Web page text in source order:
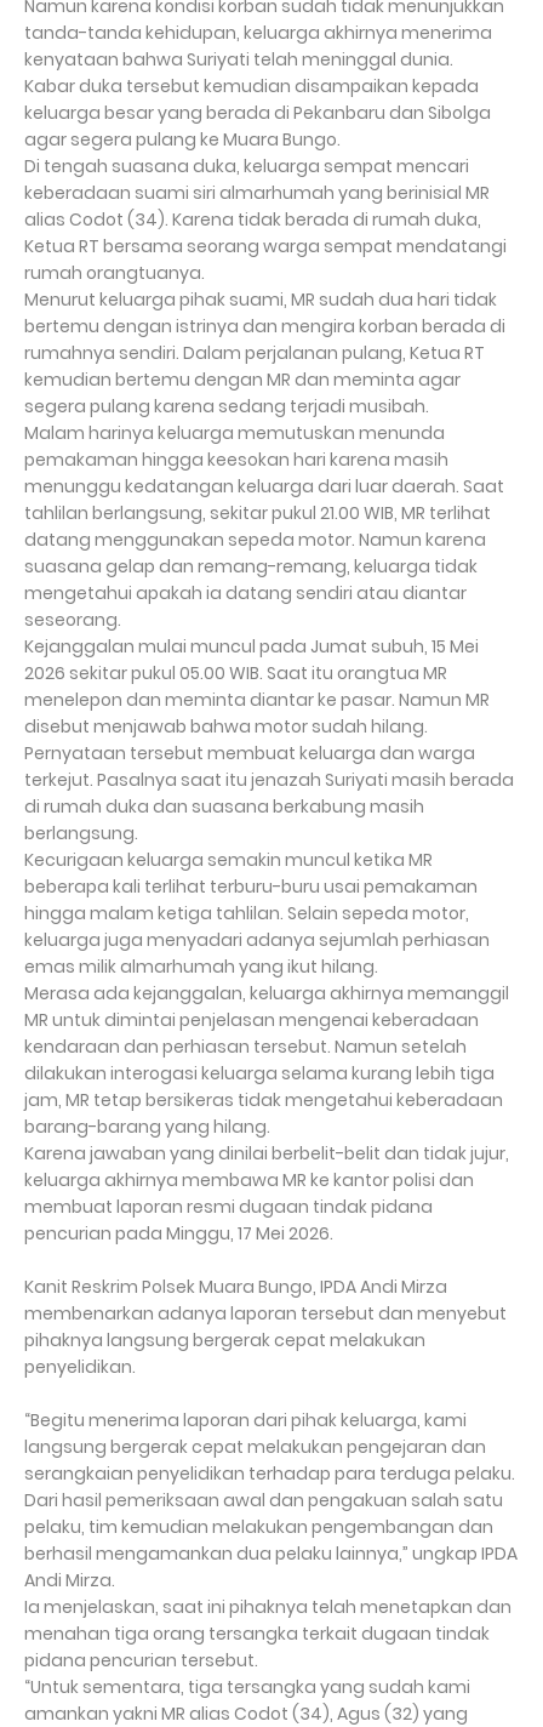
Namun karena kondisi korban sudah tidak menunjukkan
tanda-tanda kehidupan, keluarga akhirnya menerima
kenyataan bahwa Suriyati telah meninggal dunia.
Kabar duka tersebut kemudian disampaikan kepada
keluarga besar yang berada di Pekanbaru dan Sibolga
agar segera pulang ke Muara Bungo.
Di tengah suasana duka, keluarga sempat mencari
keberadaan suami siri almarhumah yang berinisial MR
alias Codot (34). Karena tidak berada di rumah duka,
Ketua RT bersama seorang warga sempat mendatangi
rumah orangtuanya.
Menurut keluarga pihak suami, MR sudah dua hari tidak
bertemu dengan istrinya dan mengira korban berada di
rumahnya sendiri. Dalam perjalanan pulang, Ketua RT
kemudian bertemu dengan MR dan meminta agar
segera pulang karena sedang terjadi musibah.
Malam harinya keluarga memutuskan menunda
pemakaman hingga keesokan hari karena masih
menunggu kedatangan keluarga dari luar daerah. Saat
tahlilan berlangsung, sekitar pukul 21.00 WIB, MR terlihat
datang menggunakan sepeda motor. Namun karena
suasana gelap dan remang-remang, keluarga tidak
mengetahui apakah ia datang sendiri atau diantar
seseorang.
Kejanggalan mulai muncul pada Jumat subuh, 15 Mei
2026 sekitar pukul 05.00 WIB. Saat itu orangtua MR
menelepon dan meminta diantar ke pasar. Namun MR
disebut menjawab bahwa motor sudah hilang.
Pernyataan tersebut membuat keluarga dan warga
terkejut. Pasalnya saat itu jenazah Suriyati masih berada
di rumah duka dan suasana berkabung masih
berlangsung.
Kecurigaan keluarga semakin muncul ketika MR
beberapa kali terlihat terburu-buru usai pemakaman
hingga malam ketiga tahlilan. Selain sepeda motor,
keluarga juga menyadari adanya sejumlah perhiasan
emas milik almarhumah yang ikut hilang.
Merasa ada kejanggalan, keluarga akhirnya memanggil
MR untuk dimintai penjelasan mengenai keberadaan
kendaraan dan perhiasan tersebut. Namun setelah
dilakukan interogasi keluarga selama kurang lebih tiga
jam, MR tetap bersikeras tidak mengetahui keberadaan
barang-barang yang hilang.
Karena jawaban yang dinilai berbelit-belit dan tidak jujur,
keluarga akhirnya membawa MR ke kantor polisi dan
membuat laporan resmi dugaan tindak pidana
pencurian pada Minggu, 17 Mei 2026.
Kanit Reskrim Polsek Muara Bungo, IPDA Andi Mirza
membenarkan adanya laporan tersebut dan menyebut
pihaknya langsung bergerak cepat melakukan
penyelidikan.
“Begitu menerima laporan dari pihak keluarga, kami
langsung bergerak cepat melakukan pengejaran dan
serangkaian penyelidikan terhadap para terduga pelaku.
Dari hasil pemeriksaan awal dan pengakuan salah satu
pelaku, tim kemudian melakukan pengembangan dan
berhasil mengamankan dua pelaku lainnya,” ungkap IPDA
Andi Mirza.
Ia menjelaskan, saat ini pihaknya telah menetapkan dan
menahan tiga orang tersangka terkait dugaan tindak
pidana pencurian tersebut.
“Untuk sementara, tiga tersangka yang sudah kami
amankan yakni MR alias Codot (34), Agus (32) yang